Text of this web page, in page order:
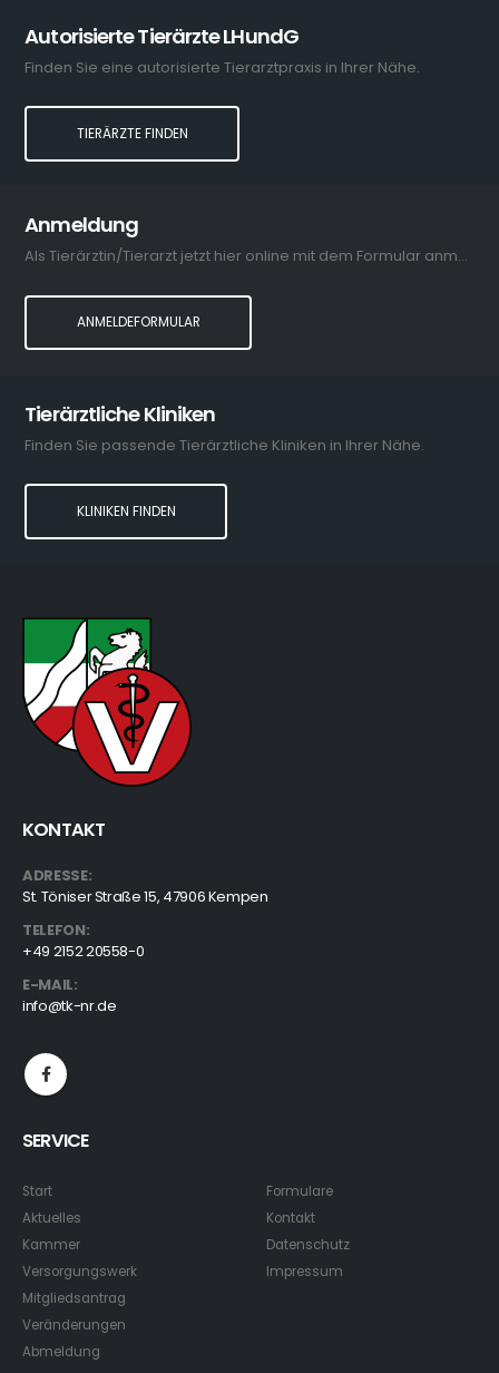
Autorisierte Tierärzte LHundG
Finden Sie eine autorisierte Tierarztpraxis in Ihrer Nähe.
TIERÄRZTE FINDEN
Anmeldung
Als Tierärztin/Tierarzt jetzt hier online mit dem Formular anmelden.
ANMELDEFORMULAR
Tierärztliche Kliniken
Finden Sie passende Tierärztliche Kliniken in Ihrer Nähe.
KLINIKEN FINDEN
KONTAKT
ADRESSE:
St. Töniser Straße 15, 47906 Kempen
TELEFON:
+49 2152 20558-0
E-MAIL:
info@tk-nr.de
SERVICE
Start
Aktuelles
Kammer
Versorgungswerk
Mitgliedsantrag
Veränderungen
Abmeldung
Formulare
Kontakt
Datenschutz
Impressum